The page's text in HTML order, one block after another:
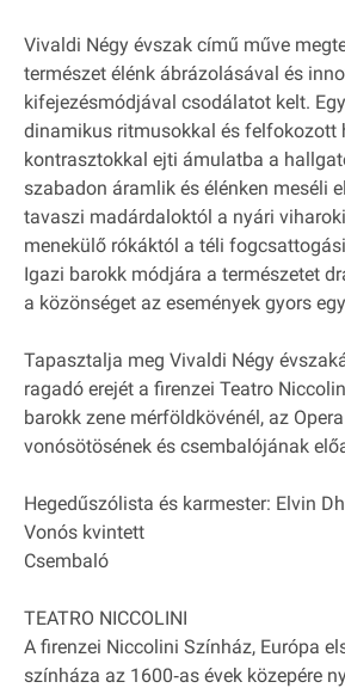
Vivaldi Négy évszak című műve
természet élénk ábrázolásával és
kifejezésmódjával csodálatot kelt.
dinamikus ritmusokkal és felfokozott
kontrasztokkal ejti ámulatba a
szabadon áramlik és élénken meséli
tavaszi madárdaloktól a nyári
menekülő rókáktól a téli
Igazi barokk módjára a természetet
a közönséget az események gyors
Tapasztalja meg Vivaldi Négy
ragadó erejét a firenzei Teatro
barokk zene mérföldkövénél, az
vonósötösének és csembalójának
Hegedűszólista és karmester: Elvin
Vonós kvintett
Csembaló
TEATRO NICCOLINI
A firenzei Niccolini Színház, Európa
színháza az 1600‐as évek közepére